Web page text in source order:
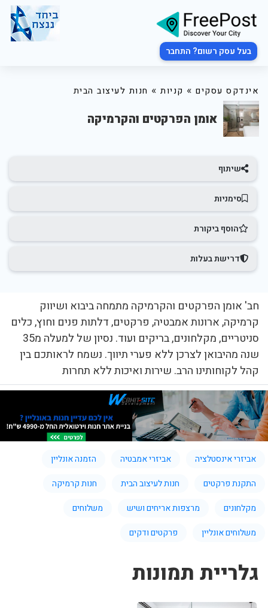
בעל עסק רשום? התחבר
אינדקס עסקים » קניות » חנות לעיצוב הבית
אומן הפרקטים והקרמיקה
שיתוף
סימניות
הוסף ביקורת
דרישת בעלות
חב' אומן הפרקטים והקרמיקה מתמחה ביבוא ושיווק
קרמיקה, ארונות אמבטיה, פרקטים, דלתות פנים וחוץ, כלים
סניטריים, מקלחונים, בריקים ועוד. נסיון של למעלה מ35
שנה מהיבואן לצרכן ללא פערי תיווך. נשמח לראותכם בין
קהל לקוחותינו הרב. שירות ואיכות ללא תחרות
אביזרי אינסטלציה אביזרי אמבטיה
הזמנה אונליין
התקנת פרקטים
חנות לעיצוב הבית
חנות קרמיקה
מקלחונים
מרצפות אריחים ושיש
משלוחים
משלוחים אונליין
פרקטים ודקים
גלריית תמונות